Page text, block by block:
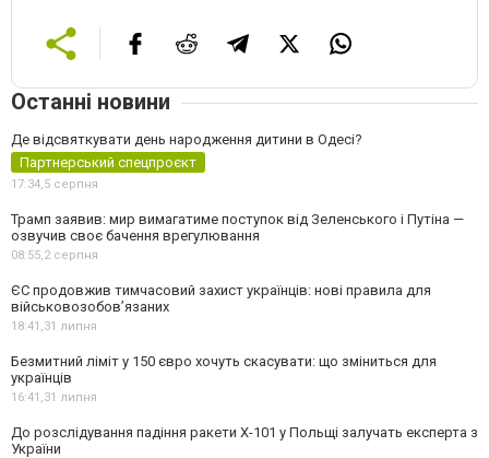
Останні новини
Де відсвяткувати день народження дитини в Одесі?
Партнерський спецпроєкт
17:34,5 серпня
Трамп заявив: мир вимагатиме поступок від Зеленського і Путіна —
озвучив своє бачення врегулювання
08:55,2 серпня
ЄС продовжив тимчасовий захист українців: нові правила для
військовозобов’язаних
18:41,31 липня
Безмитний ліміт у 150 євро хочуть скасувати: що зміниться для
українців
16:41,31 липня
До розслідування падіння ракети Х-101 у Польщі залучать експерта з
України